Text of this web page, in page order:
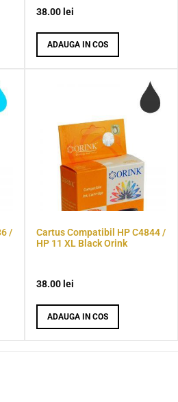
38.00 lei
ADAUGA IN COS
/
Cartus Compatibil HP C4844 /
HP 11 XL Black Orink
38.00 lei
ADAUGA IN COS